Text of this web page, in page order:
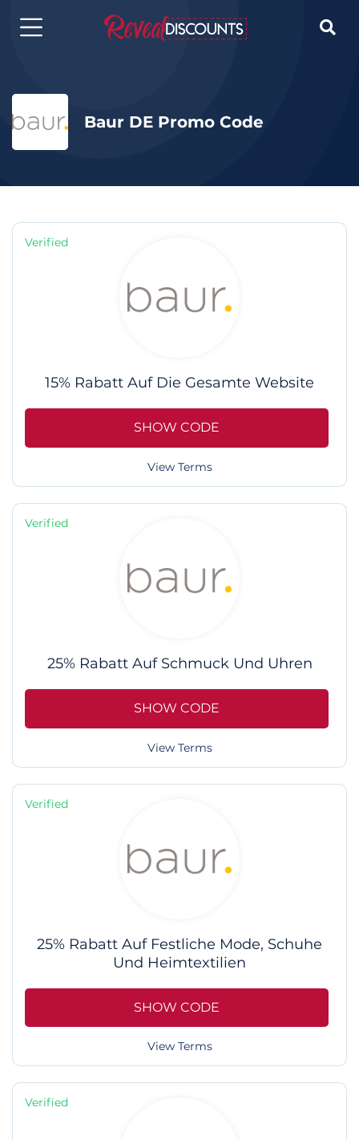

Baur DE Promo Code
Verified
15% Rabatt Auf Die Gesamte Website
SHOW CODE
View Terms
Verified
25% Rabatt Auf Schmuck Und Uhren
SHOW CODE
View Terms
Verified
25% Rabatt Auf Festliche Mode, Schuhe
Und Heimtextilien
SHOW CODE
View Terms
Verified